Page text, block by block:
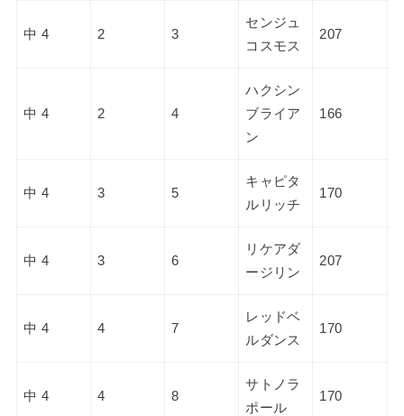
中 4 2 3
センジュ
コスモス
207
中 4 2 4
ハクシン
ブライア
ン
166
中 4 3 5
キャピタ
ルリッチ
170
中 4 3 6
リケアダ
ージリン
207
中 4 4 7
レッドベ
ルダンス
170
中 4 4 8
サトノラ
ポール
170